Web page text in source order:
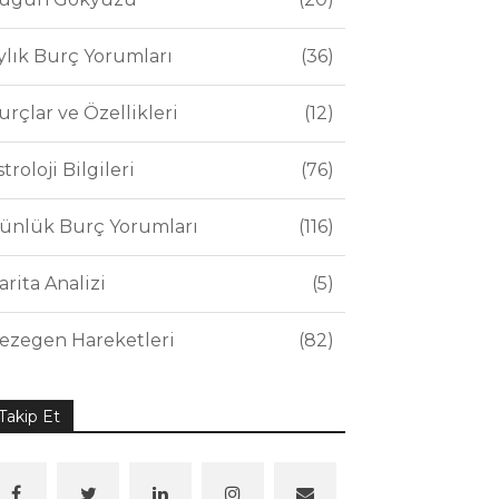
Burç Yorumları 36
ve Özellikleri 12
Bilgileri 76
Burç Yorumları 116
Analizi 5
Hareketleri 82
Et